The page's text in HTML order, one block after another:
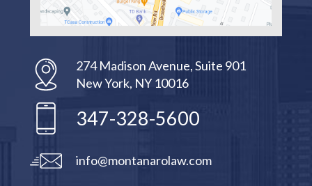
274 Madison Avenue, Suite 901
New York, NY 10016
347-328-5600
info@montanarolaw.com